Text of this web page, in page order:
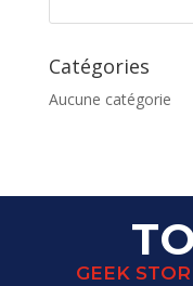
Catégories
Aucune catégorie
GEEK